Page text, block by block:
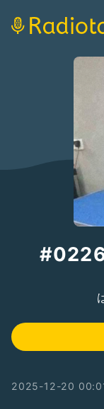
#0226
2025-12-20